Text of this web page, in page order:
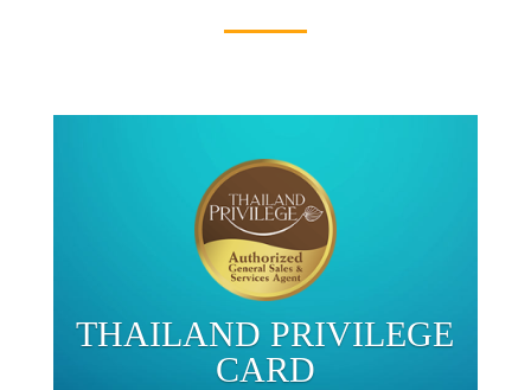
THAILAND PRIVILEGE
CARD